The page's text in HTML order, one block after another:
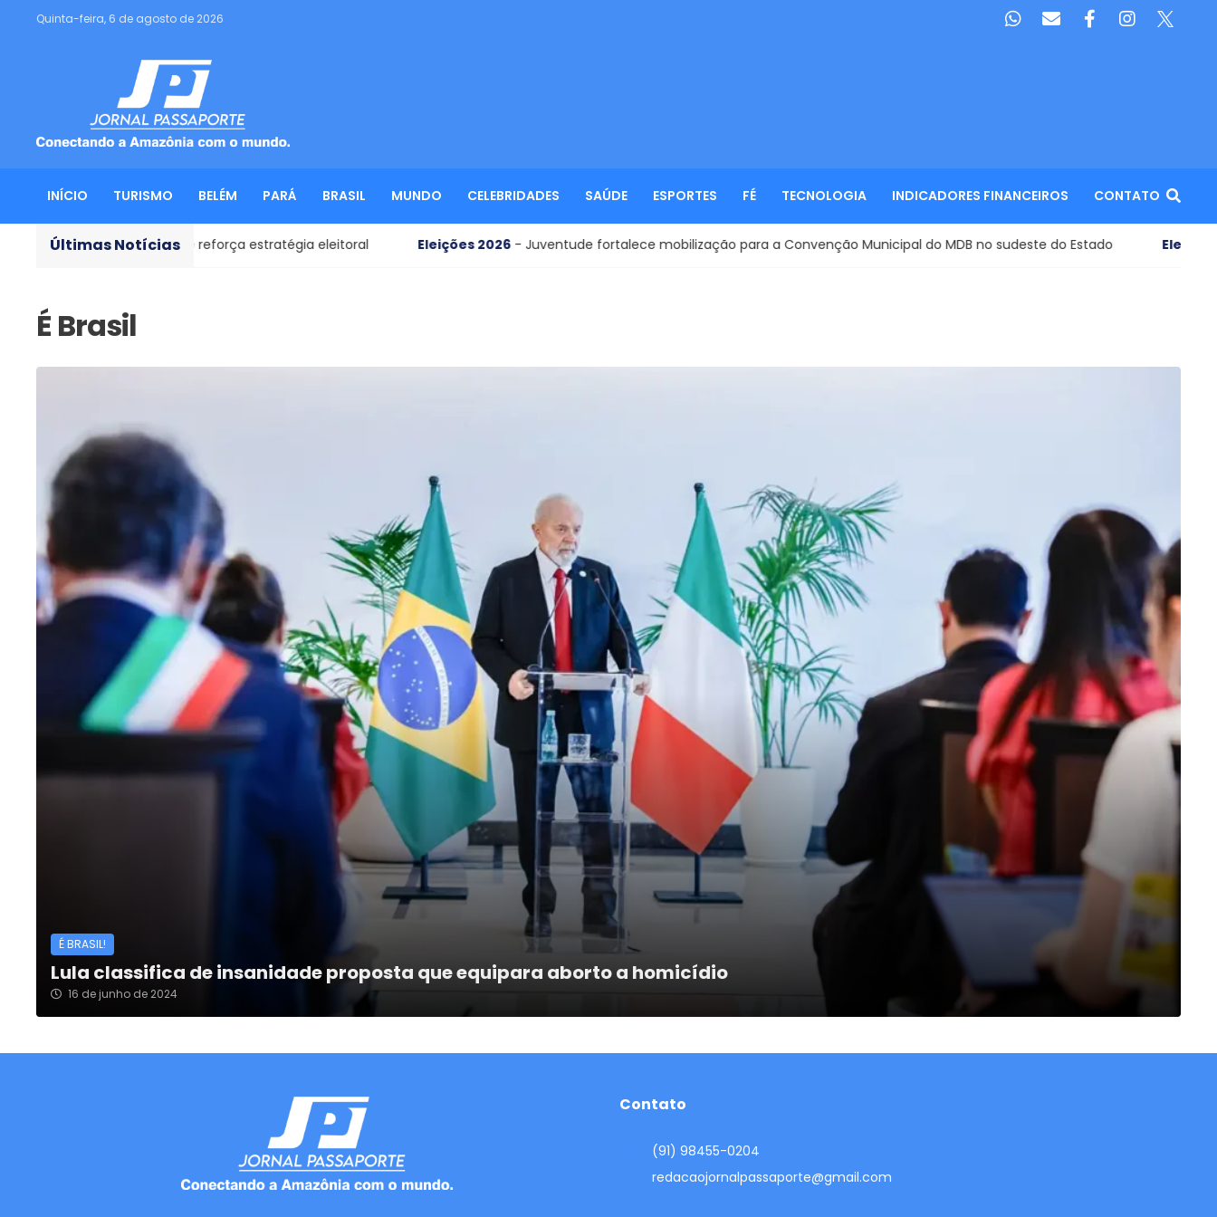
Quinta-feira, 6 de agosto de 2026
INÍCIO TURISMO BELÉM PARÁ BRASIL MUNDO CELEBRIDADES SAÚDE ESPORTES FÉ TECNOLOGIA INDICADORES FINANCEIROS CONTATO
Últimas Notícias
como vice e reforça estratégia eleitoral Eleições 2026 - Juventude fortalece mobilização para a Convenção Municipal do MDB no sudeste do Estado Eleições 2026 -
É BRASIL!
Lula classifica de insanidade proposta que equipara aborto a homicídio
16 de junho de 2024
Contato
(91) 98455-0204
redacaojornalpassaporte@gmail.com